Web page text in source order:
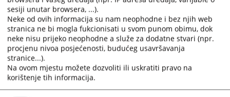
sesiji unutar browsera, ...).
Neke od ovih informacija su nam neophodne i bez njih web
stranica ne bi mogla fukcionisati u svom punom obimu, dok
neke nisu prijeko neophodne a služe za dodatne stvari (npr.
procjenu nivoa posjećenosti, budućeg usavršavanja
stranice...).
Na ovom mjestu možete dozvoliti ili uskratiti pravo na
korištenje tih informacija.